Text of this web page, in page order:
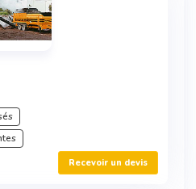
Recevoir un devis